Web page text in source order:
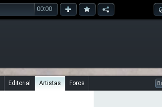
00:00
Editorial Artistas Foros